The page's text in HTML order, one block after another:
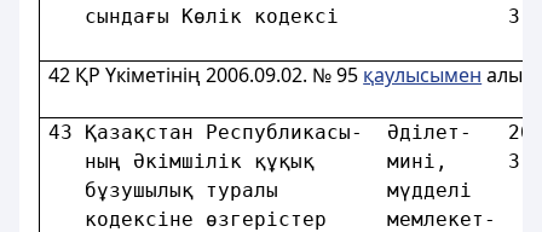
сындағы Көлiк кодексi
42 ҚР Үкіметінің 2006.09.02. № 95 қаулысымен алып
43 Қазақстан Республикасы-  Әдiлет-
ның Әкiмшiлiк құқық      минi,
бұзушылық туралы         мүдделі
кодексіне